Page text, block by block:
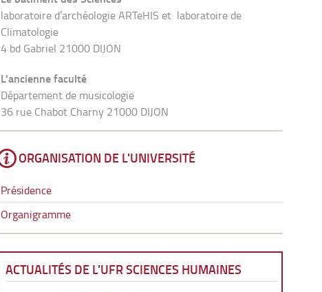
laboratoire d’archéologie ARTeHIS et laboratoire de
Climatologie
4 bd Gabriel 21000 DIJON
L’ancienne faculté
Département de musicologie
36 rue Chabot Charny 21000 DIJON
ORGANISATION DE L'UNIVERSITÉ
Présidence
Organigramme
ACTUALITÉS DE L'UFR SCIENCES HUMAINES